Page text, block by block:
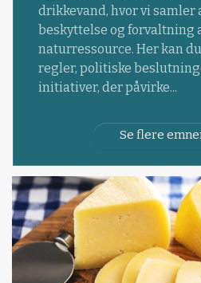
drikkevand, hvor vi
beskyttelse og forvaltning
naturressource. Her kan
regler, politiske
initiativer, der påvirke...
Se flere